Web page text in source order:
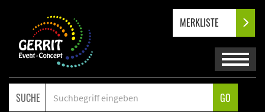
MERKLISTE
SUCHE
GO